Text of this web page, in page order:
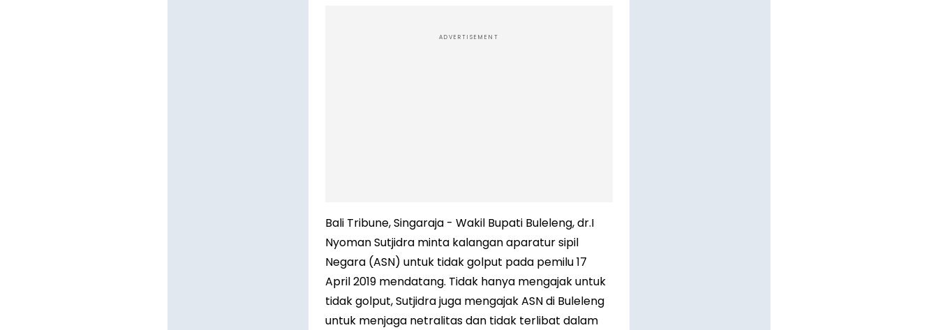
ADVERTISEMENT
Bali Tribune, Singaraja - Wakil Bupati Buleleng, dr.I
Nyoman Sutjidra minta kalangan aparatur sipil
Negara (ASN) untuk tidak golput pada pemilu 17
April 2019 mendatang. Tidak hanya mengajak untuk
tidak golput, Sutjidra juga mengajak ASN di Buleleng
untuk menjaga netralitas dan tidak terlibat dalam